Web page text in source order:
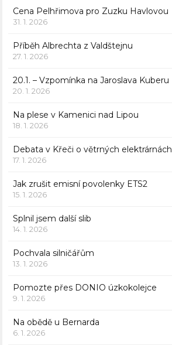
Cena Pelhřimova pro Zuzku Havlovou
31. 1. 2026
Příběh Albrechta z Valdštejnu
27. 1. 2026
20.1. – Vzpomínka na Jaroslava Kuberu
20. 1. 2026
Na plese v Kamenici nad Lipou
18. 1. 2026
Debata v Křeči o větrných elektrárnách
17. 1. 2026
Jak zrušit emisní povolenky ETS2
15. 1. 2026
Splnil jsem další slib
14. 1. 2026
Pochvala silničářům
13. 1. 2026
Pomozte přes DONIO úzkokolejce
9. 1. 2026
Na obědě u Bernarda
6. 1. 2026